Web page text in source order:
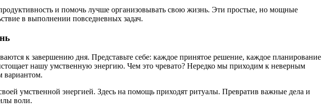
и помочь лучше организовывать свою жизнь. Эти простые, но мощные
в выполнении повседневных задач.
к завершению дня. Представьте себе: каждое принятое решение, каждое планирование
нашу умственную энергию. Чем это чревато? Нередко мы приходим к неверным
вариантом.
умственной энергией. Здесь на помощь приходят ритуалы. Превратив важные дела и
воли.